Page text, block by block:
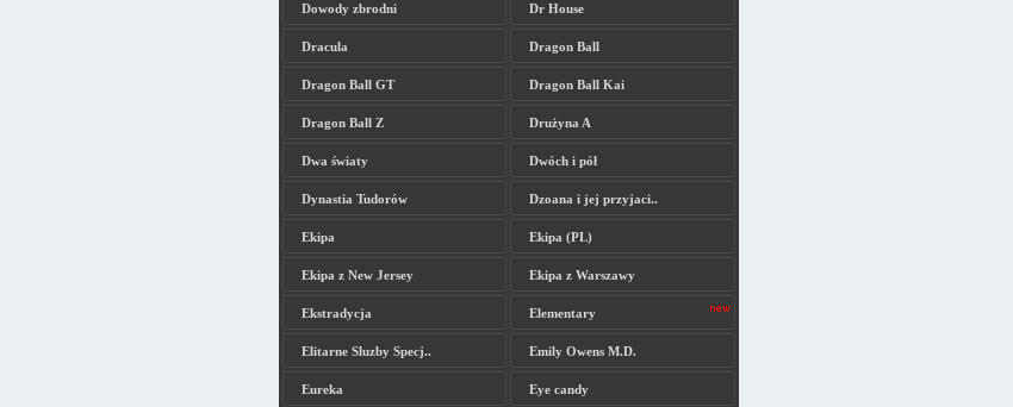
Dowody zbrodni Dr House
Dracula Dragon Ball
Dragon Ball GT Dragon Ball Kai
Dragon Ball Z Drużyna A
Dwa światy Dwóch i pół
Dynastia Tudorów Dzoana i jej przyjaci..
Ekipa Ekipa (PL)
Ekipa z New Jersey Ekipa z Warszawy
Ekstradycja Elementary
Elitarne Sluzby Specj.. Emily Owens M.D.
Eureka Eye candy